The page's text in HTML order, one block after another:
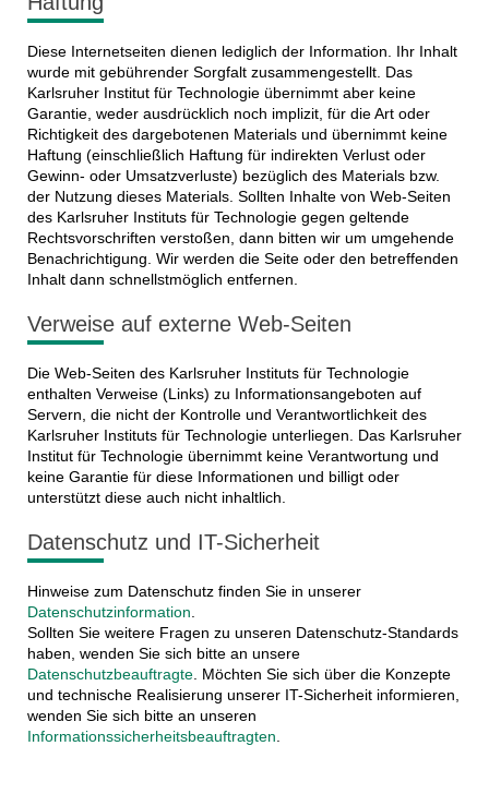
Diese Internetseiten dienen lediglich der Information. Ihr Inhalt
wurde mit gebührender Sorgfalt zusammengestellt. Das
Karlsruher Institut für Technologie übernimmt aber keine
Garantie, weder ausdrücklich noch implizit, für die Art oder
Richtigkeit des dargebotenen Materials und übernimmt keine
Haftung (einschließlich Haftung für indirekten Verlust oder
Gewinn- oder Umsatzverluste) bezüglich des Materials bzw.
der Nutzung dieses Materials. Sollten Inhalte von Web-Seiten
des Karlsruher Instituts für Technologie gegen geltende
Rechtsvorschriften verstoßen, dann bitten wir um umgehende
Benachrichtigung. Wir werden die Seite oder den betreffenden
Inhalt dann schnellstmöglich entfernen.
Verweise auf externe Web-Seiten
Die Web-Seiten des Karlsruher Instituts für Technologie
enthalten Verweise (Links) zu Informationsangeboten auf
Servern, die nicht der Kontrolle und Verantwortlichkeit des
Karlsruher Instituts für Technologie unterliegen. Das Karlsruher
Institut für Technologie übernimmt keine Verantwortung und
keine Garantie für diese Informationen und billigt oder
unterstützt diese auch nicht inhaltlich.
Datenschutz und IT-Sicherheit
Hinweise zum Datenschutz finden Sie in unserer
Datenschutzinformation.
Sollten Sie weitere Fragen zu unseren Datenschutz-Standards
haben, wenden Sie sich bitte an unsere
Datenschutzbeauftragte. Möchten Sie sich über die Konzepte
und technische Realisierung unserer IT-Sicherheit informieren,
wenden Sie sich bitte an unseren
Informationssicherheitsbeauftragten.